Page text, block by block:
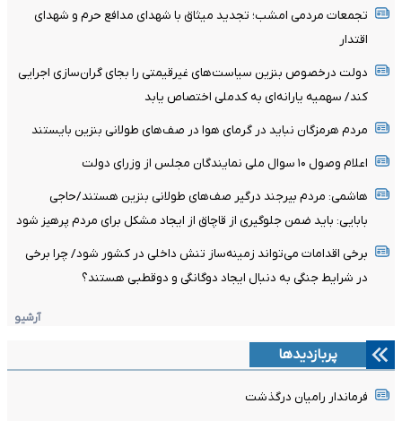
تجمعات مردمی امشب؛ تجدید میثاق با شهدای مدافع حرم و شهدای
اقتدار
دولت درخصوص بنزین سیاست‌های غیرقیمتی را بجای گران‌سازی اجرایی
کند/ سهمیه یارانه‌ای به کدملی اختصاص یابد
مردم هرمزگان نباید در گرمای هوا در صف‌های طولانی بنزین بایستند
اعلام وصول ۱۰ سوال ملی نمایندگان مجلس از وزرای دولت
هاشمی: مردم بیرجند درگیر صف‌های طولانی بنزین هستند/حاجی
بابایی: باید ضمن جلوگیری از قاچاق از ایجاد مشکل برای مردم پرهیز شود
برخی اقدامات می‌تواند زمینه‌ساز تنش داخلی در کشور شود/ چرا برخی
در شرایط جنگی به دنبال ایجاد دوگانگی و دوقطبی هستند؟
آرشیو
پربازدیدها
فرماندار رامیان درگذشت